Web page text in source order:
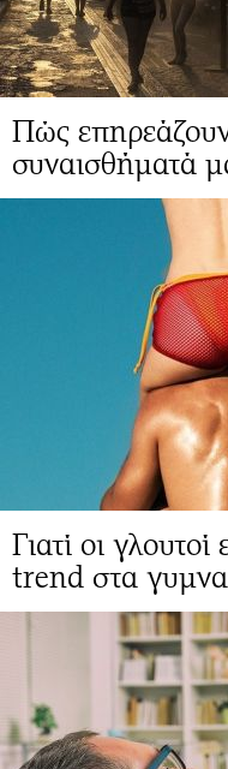
Πώς
συναισθήματά
Γιατί οι
trend στα